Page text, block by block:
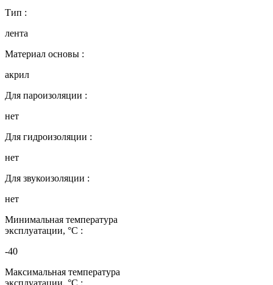
Тип :
лента
Материал основы :
акрил
Для пароизоляции :
нет
Для гидроизоляции :
нет
Для звукоизоляции :
нет
Минимальная температура
эксплуатации, °C :
-40
Максимальная температура
эксплуатации, °C :